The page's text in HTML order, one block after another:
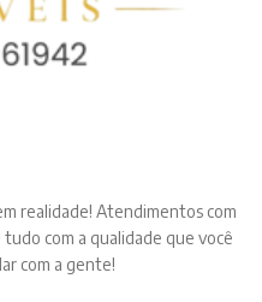
realidade! Atendimentos com
com a qualidade que você
com a gente!